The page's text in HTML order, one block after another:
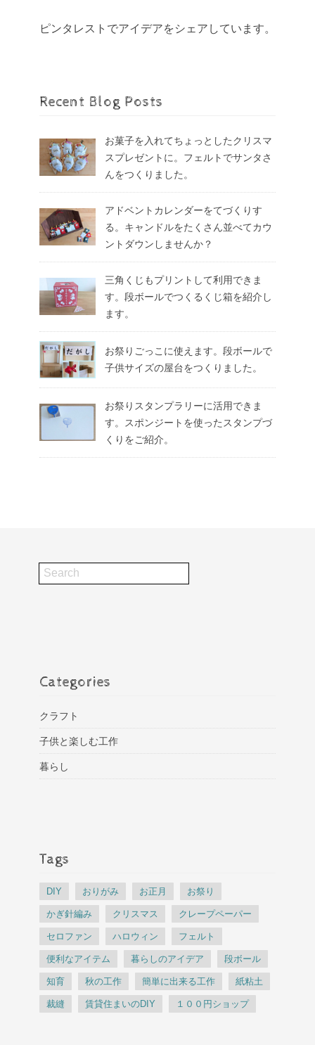
ピンタレストでアイデアをシェアしています。
Recent Blog Posts
お菓子を入れてちょっとしたクリスマ
スプレゼントに。フェルトでサンタさ
んをつくりました。
アドベントカレンダーをてづくりす
る。キャンドルをたくさん並べてカウ
ントダウンしませんか？
三角くじもプリントして利用できま
す。段ボールでつくるくじ箱を紹介し
ます。
お祭りごっこに使えます。段ボールで
子供サイズの屋台をつくりました。
お祭りスタンプラリーに活用できま
す。スポンジートを使ったスタンプづ
くりをご紹介。
Categories
クラフト
子供と楽しむ工作
暮らし
Tags
DIY おりがみ お正月 お祭り
かぎ針編み クリスマス クレープペーパー
セロファン ハロウィン フェルト
便利なアイテム 暮らしのアイデア 段ボール
知育 秋の工作 簡単に出来る工作 紙粘土
裁縫 賃貸住まいのDIY １００円ショップ